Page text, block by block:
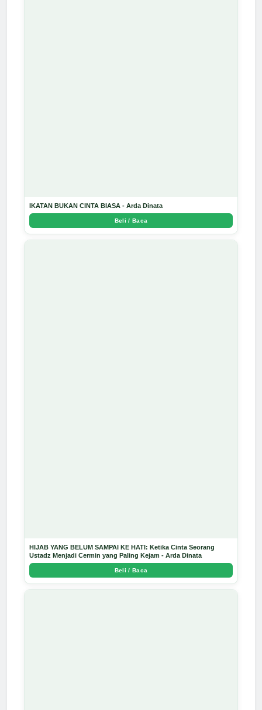
IKATAN BUKAN CINTA BIASA - Arda Dinata
Beli / Baca
HIJAB YANG BELUM SAMPAI KE HATI: Ketika Cinta Seorang
Ustadz Menjadi Cermin yang Paling Kejam - Arda Dinata
Beli / Baca